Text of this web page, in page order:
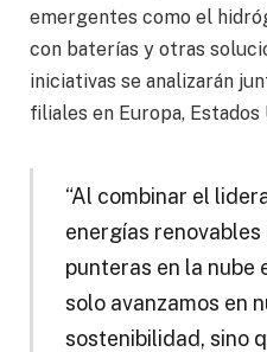
emergentes como el
con baterías y otras
iniciativas se analizarán
filiales en Europa,
“Al combinar el
energías
punteras en la nube
solo avanzamos en
sostenibilidad, sino